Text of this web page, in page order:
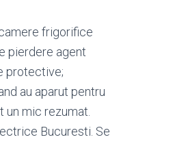
frigorifice
pierdere agent
protective;
au aparut pentru
un mic rezumat.
Bucuresti. Se